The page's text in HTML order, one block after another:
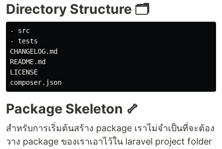
Directory Structure 🗂️
- src
- tests
CHANGELOG.md
README.md
LICENSE
Package Skeleton 🦴
สำหรับการเริ่มต้นสร้าง package เราไม่จำเป็นที่จะต้อง
วาง package ของเราเอาไว้ใน laravel project folder